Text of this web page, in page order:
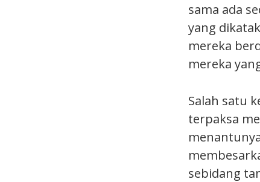
sama ada
yang
mereka
mereka
Salah satu
terpaksa
sebidang